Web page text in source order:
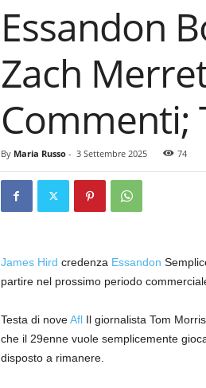
Essandon
Zach
Commenti;
By Maria Russo- 3 Settembre 2025 74
James Hird credenza Essandon
partire nel prossimo periodo
Testa di noveAflIl giornalista Tom
che il 29enne vuole semplicemente
disposto a rimanere.